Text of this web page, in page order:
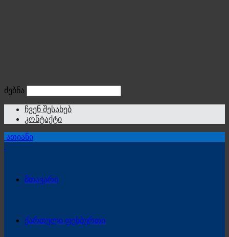
ძებნა
ჩვენ შესახებ
კონტაქტი
ათიანი
მთავარი
ქართული ფეხბურთი